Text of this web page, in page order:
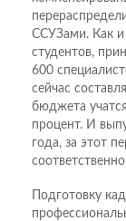
ССУЗами. Как и
студентов,
600
сейчас
бюджета
процент. И
года, за этот
Подготовку